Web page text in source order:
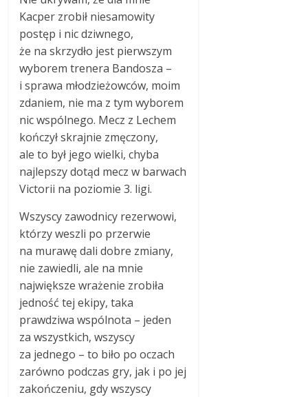
Kacper zrobił niesamowity
postęp i nic dziwnego,
że na skrzydło jest pierwszym
wyborem trenera Bandosza –
i sprawa młodzieżowców, moim
zdaniem, nie ma z tym wyborem
nic wspólnego. Mecz z Lechem
kończył skrajnie zmęczony,
ale to był jego wielki, chyba
najlepszy dotąd mecz w barwach
Victorii na poziomie 3. ligi.
Wszyscy zawodnicy rezerwowi,
którzy weszli po przerwie
na murawę dali dobre zmiany,
nie zawiedli, ale na mnie
największe wrażenie zrobiła
jedność tej ekipy, taka
prawdziwa wspólnota – jeden
za wszystkich, wszyscy
za jednego – to biło po oczach
zarówno podczas gry, jak i po jej
zakończeniu, gdy wszyscy